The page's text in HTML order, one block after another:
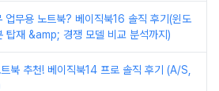
업무용 노트북? 베이직북16 솔직 후기(윈도
탑재 &amp; 경쟁 모델 비교 분석까지)
북 추천! 베이직북14 프로 솔직 후기 (A/S,